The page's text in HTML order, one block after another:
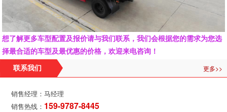
想了解更多车型配置及报价请与我们联系，我们会根据您的需求为您选
择最合适的车型及最优惠的价格，欢迎来电咨询！
联系我们 更多>>
销售经理：马经理
销售热线： 159-9787-8445